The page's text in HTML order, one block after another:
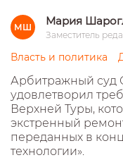
МШ Мария
Заместитель
Власть и политика
Арбитражный суд
удовлетворил
Верхней Туры,
экстренный
переданных в
технологии».